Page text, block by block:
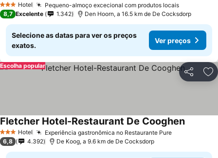
3 EstrelasHotel Pequeno-almoço excecional com produtos locais
8,7 Excelente 1.342 Den Hoorn, a 16.5 km de De Cocksdorp
Selecione as datas para ver os preços
exatos.
Ver preços
Partilhar
Escolha popular
3 EstrelasHotel Experiência gastronômica no Restaurante Pure
Fletcher Hotel-Restaurant De Cooghen
6,8 4.392 De Koog, a 9.6 km de De Cocksdorp